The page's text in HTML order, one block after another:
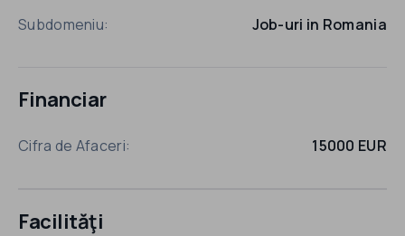
Subdomeniu:
Job-uri in Romania
Financiar
Cifra de Afaceri: 15000 EUR
Facilităţi